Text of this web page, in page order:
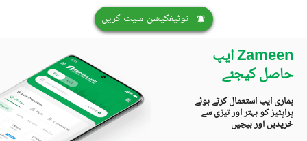
نوٹیفکیشن سیٹ کریں
Zameen ایپ
حاصل کیجئے
ہماری ایپ استعمال کرتے ہوئے
پراپٹیز کو بہتر اور تیزی سے
خریدیں اور بیچیں